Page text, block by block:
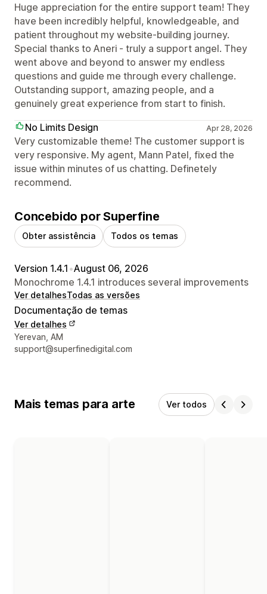
Huge appreciation for the entire support team! They
have been incredibly helpful, knowledgeable, and
patient throughout my website-building journey.
Special thanks to Aneri - truly a support angel. They
went above and beyond to answer my endless
questions and guide me through every challenge.
Outstanding support, amazing people, and a
genuinely great experience from start to finish.
No Limits Design
Apr 28, 2026
Very customizable theme! The customer support is
very responsive. My agent, Mann Patel, fixed the
issue within minutes of us chatting. Definetely
recommend.
Concebido por Superfine
Obter assistência Todos os temas
Version 1.4.1 •August 06, 2026
Monochrome 1.4.1 introduces several improvements
Ver detalhesTodas as versões
Documentação de temas
Ver detalhes
Detalhes de contacto do designer
Yerevan, AM
support@superfinedigital.com
Mais temas para arte Ver todos